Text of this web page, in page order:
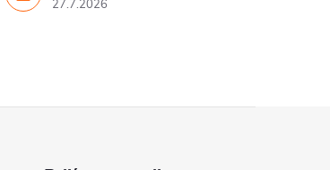
27.7.2026